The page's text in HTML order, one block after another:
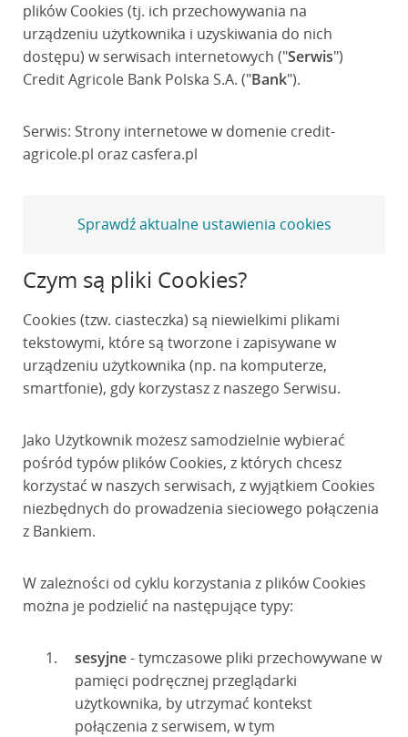
plików Cookies (tj. ich przechowywania na
urządzeniu użytkownika i uzyskiwania do nich
dostępu) w serwisach internetowych ("Serwis")
Credit Agricole Bank Polska S.A. ("Bank").
Serwis: Strony internetowe w domenie credit-
agricole.pl oraz casfera.pl
Sprawdź aktualne ustawienia cookies
Czym są pliki Cookies?
Cookies (tzw. ciasteczka) są niewielkimi plikami
tekstowymi, które są tworzone i zapisywane w
urządzeniu użytkownika (np. na komputerze,
smartfonie), gdy korzystasz z naszego Serwisu.
Jako Użytkownik możesz samodzielnie wybierać
pośród typów plików Cookies, z których chcesz
korzystać w naszych serwisach, z wyjątkiem Cookies
niezbędnych do prowadzenia sieciowego połączenia
z Bankiem.
W zależności od cyklu korzystania z plików Cookies
można je podzielić na następujące typy:
sesyjne- tymczasowe pliki przechowywane w
pamięci podręcznej przeglądarki
użytkownika, by utrzymać kontekst
połączenia z serwisem, w tym